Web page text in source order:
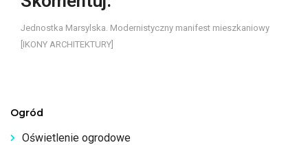
Jednostka Marsylska. Modernistyczny manifest mieszkaniowy
[IKONY ARCHITEKTURY]
Ogród
Oświetlenie ogrodowe